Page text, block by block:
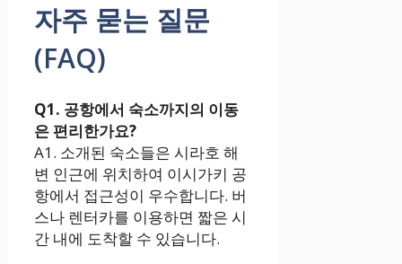
자주 묻는 질문
(FAQ)
Q1. 공항에서 숙소까지의 이동
은 편리한가요?
A1. 소개된 숙소들은 시라호 해
변 인근에 위치하여 이시가키 공
항에서 접근성이 우수합니다. 버
스나 렌터카를 이용하면 짧은 시
간 내에 도착할 수 있습니다.